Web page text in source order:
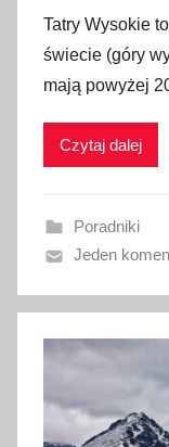
u
b
l
i
a
n
8
l
t
e
Tatry Wysokie
świecie (góry
mają powyżej
Czytaj dalej
Poradniki
Jeden